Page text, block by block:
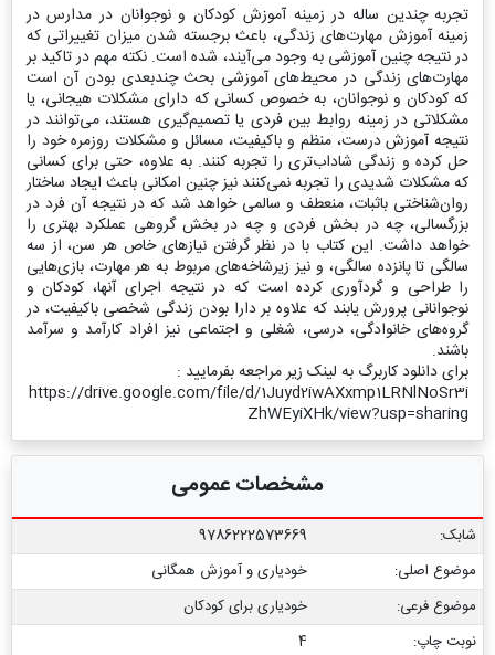
تجربه چندین ساله در زمینه آموزش کودکان و نوجوانان در مدارس در
زمینه آموزش مهارت‌های زندگی، باعث برجسته شدن میزان تغییراتی که
در نتیجه چنین آموزشی به وجود می‌آیند، شده است. نکته مهم در تاکید بر
مهارت‌های زندگی در محیط‌های آموزشی بحث چندبعدی بودن آن است
که کودکان و نوجوانان، به خصوص کسانی که دارای مشکلات هیجانی، یا
مشکلاتی در زمینه روابط بین فردی یا تصمیم‌گیری هستند، می‌توانند در
نتیجه آموزش درست، منظم و باکیفیت، مسائل و مشکلات روزمره خود را
حل کرده و زندگی شاداب‌تری را تجربه کنند. به علاوه، حتی برای کسانی
که مشکلات شدیدی را تجربه نمی‌کنند نیز چنین امکانی باعث ایجاد ساختار
روان‌شناختی باثبات، منعطف و سالمی خواهد شد که در نتیجه آن فرد در
بزرگسالی، چه در بخش فردی و چه در بخش گروهی عملکرد بهتری را
خواهد داشت. این کتاب با در نظر گرفتن نیازهای خاص هر سن، از سه
سالگی تا پانزده سالگی، و نیز زیرشاخه‌های مربوط به هر مهارت، بازی‌هایی
را طراحی و گردآوری کرده است که در نتیجه اجرای آنها، کودکان و
نوجوانانی پرورش یابند که علاوه بر دارا بودن زندگی شخصی باکیفیت، در
گروه‌های خانوادگی، درسی، شغلی و اجتماعی نیز افراد کارآمد و سرآمد
باشند.
برای دانلود کاربرگ به لینک زیر مراجعه بفرمایید :
https://drive.google.com/file/d/1Juyd2iwAXxmp1LRNlNoSr3i
ZhWEyiXHk/view?usp=sharing
مشخصات عمومی
شابک:
9786222573669
موضوع اصلی:
خودیاری و آموزش همگانی
موضوع فرعی:
خودیاری برای کودکان
نوبت چاپ:
4